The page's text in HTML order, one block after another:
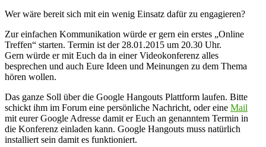
Wer wäre bereit sich mit ein wenig Einsatz dafür zu engagieren?
Zur einfachen Kommunikation würde er gern ein erstes „Online
Treffen“ starten. Termin ist der 28.01.2015 um 20.30 Uhr.
Gern würde er mit Euch da in einer Videokonferenz alles
besprechen und auch Eure Ideen und Meinungen zu dem Thema
hören wollen.
Das ganze Soll über die Google Hangouts Plattform laufen. Bitte
schickt ihm im Forum eine persönliche Nachricht, oder eine Mail
mit eurer Google Adresse damit er Euch an genanntem Termin in
die Konferenz einladen kann. Google Hangouts muss natürlich
installiert sein damit es funktioniert.